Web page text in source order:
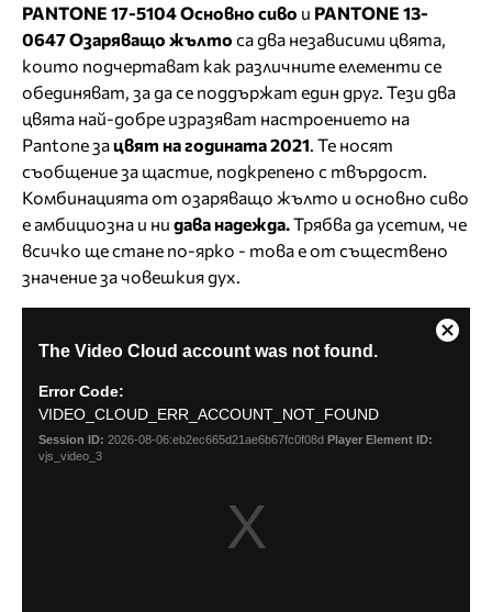
PANTONE 17-5104 Основно сиво и PANTONE 13-
0647 Озаряващо жълто са два независими цвята,
които подчертават как различните елементи се
обединяват, за да се поддържат един друг. Тези два
цвята най-добре изразяват настроението на
Pantone зацвят на годината 2021 . Те носят
съобщение за щастие, подкрепено с твърдост.
Комбинацията от озаряващо жълто и основно сиво
е амбициозна и ни дава надежда. Трябва да усетим, че
всичко ще стане по-ярко - това е от съществено
значение за човешкия дух.